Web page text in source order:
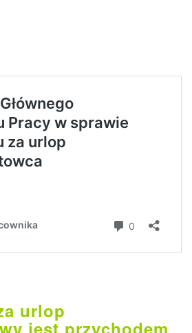
urlop
jest przychodem